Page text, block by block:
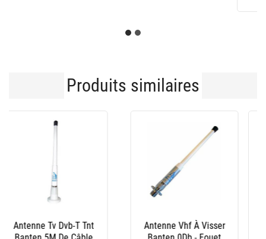
Produits similaires
Antenne Vhf Carénée
Antenne Vhf Banten